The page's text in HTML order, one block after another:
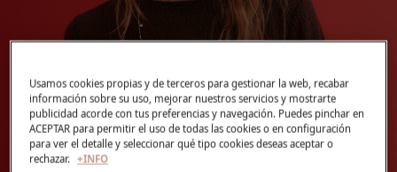
Usamos cookies propias y de terceros para gestionar la web, recabar
información sobre su uso, mejorar nuestros servicios y mostrarte
publicidad acorde con tus preferencias y navegación. Puedes pinchar en
ACEPTAR para permitir el uso de todas las cookies o en configuración
para ver el detalle y seleccionar qué tipo cookies deseas aceptar o
rechazar. +INFO